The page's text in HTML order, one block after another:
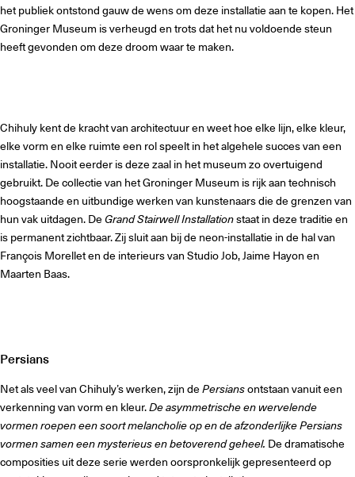
het publiek ontstond gauw de wens om deze installatie aan te kopen. Het
Groninger Museum is verheugd en trots dat het nu voldoende steun
heeft gevonden om deze droom waar te maken.
Chihuly kent de kracht van architectuur en weet hoe elke lijn, elke kleur,
elke vorm en elke ruimte een rol speelt in het algehele succes van een
installatie. Nooit eerder is deze zaal in het museum zo overtuigend
gebruikt. De collectie van het Groninger Museum is rijk aan technisch
hoogstaande en uitbundige werken van kunstenaars die de grenzen van
hun vak uitdagen. DeGrand Stairwell Installationstaat in deze traditie en
is permanent zichtbaar. Zij sluit aan bij de neon-installatie in de hal van
François Morellet en de interieurs van Studio Job, Jaime Hayon en
Maarten Baas.
Persians
Net als veel van Chihuly’s werken, zijn dePersiansontstaan vanuit een
verkenning van vorm en kleur.De asymmetrische en wervelende
vormen roepen een soort melancholie op en de afzonderlijke Persians
vormen samen een mysterieus en betoverend geheel. De dramatische
composities uit deze serie werden oorspronkelijk gepresenteerd op